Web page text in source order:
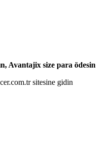
Avantajix size para ödesin
sitesine gidin